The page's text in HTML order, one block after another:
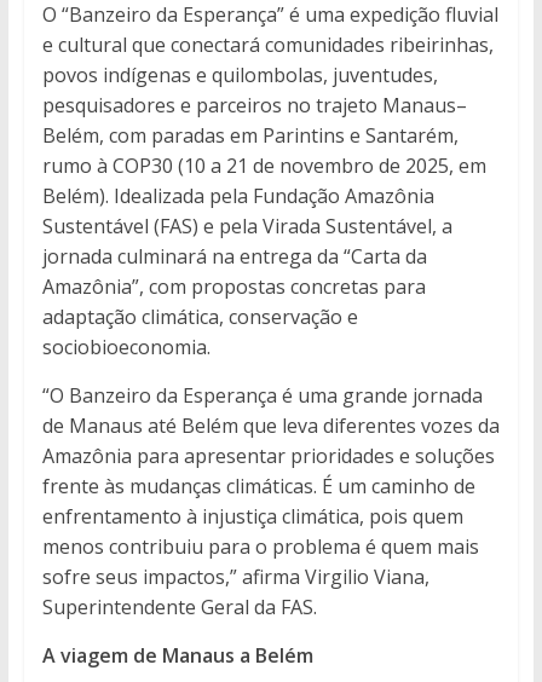
O “Banzeiro da Esperança” é uma expedição fluvial
e cultural que conectará comunidades ribeirinhas,
povos indígenas e quilombolas, juventudes,
pesquisadores e parceiros no trajeto Manaus–
Belém, com paradas em Parintins e Santarém,
rumo à COP30 (10 a 21 de novembro de 2025, em
Belém). Idealizada pela Fundação Amazônia
Sustentável (FAS) e pela Virada Sustentável, a
jornada culminará na entrega da “Carta da
Amazônia”, com propostas concretas para
adaptação climática, conservação e
sociobioeconomia.
“O Banzeiro da Esperança é uma grande jornada
de Manaus até Belém que leva diferentes vozes da
Amazônia para apresentar prioridades e soluções
frente às mudanças climáticas. É um caminho de
enfrentamento à injustiça climática, pois quem
menos contribuiu para o problema é quem mais
sofre seus impactos,” afirma Virgilio Viana,
Superintendente Geral da FAS.
A viagem de Manaus a Belém